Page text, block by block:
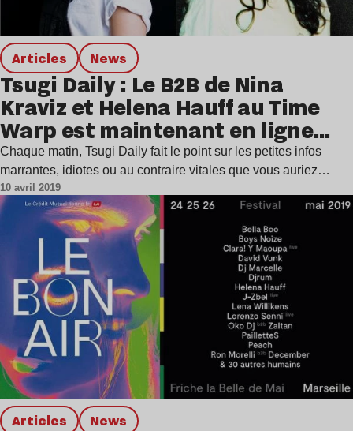
Articles news
Tsugi Daily : Le B2B de Nina
Kraviz et Helena Hauff au Time
Warp est maintenant en ligne…
Chaque matin, Tsugi Daily fait le point sur les petites infos
marrantes, idiotes ou au contraire vitales que vous auriez…
10 avril 2019
Articles news